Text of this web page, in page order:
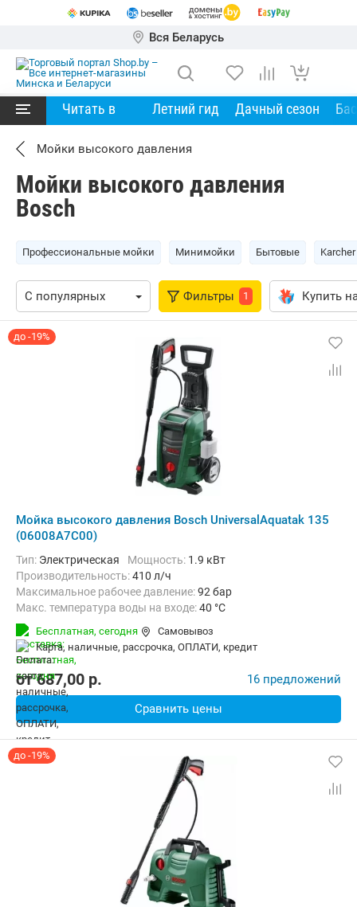
Вся Беларусь
Читать в Летний гид Дачный сезон
Мойки высокого давления
Мойки высокого давления
Bosch
Профессиональные мойки Минимойки Бытовые Karcher
Фильтры 1 Купить
до -19%
Мойка высокого давления Bosch UniversalAquatak 135
(06008A7C00)
Тип: Электрическая Мощность: 1.9 кВт
Производительность:410 л/ч
Максимальное рабочее давление:92 бар
Макс. температура воды на входе:40 °C
Длина шланга высокого давления :
Бесплатная, сегодня
Самовывоз
карта, наличные, рассрочка, ОПЛАТИ, кредит
от687,00 p. 16 предложений
Сравнить цены
до -19%